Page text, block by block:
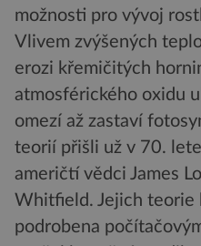
možnosti pro vývoj
Vlivem zvýšených
erozi křemičitých
atmosférického oxidu
omezí až zastaví
teorií přišli už v 70.
američtí vědci James
Whitfield. Jejich teorie
podrobena